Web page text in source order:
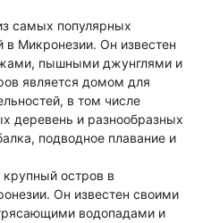
самых популярных
в Микронезии. Он известен
пышными джунглями и
является домом для
в том числе
деревень и разнообразных
подводное плавание и
остров в
Он известен своими
водопадами и